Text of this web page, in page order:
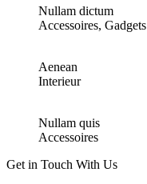
Nullam dictum
Accessoires, Gadgets
Aenean
Interieur
Nullam quis
Accessoires
Get in Touch With Us